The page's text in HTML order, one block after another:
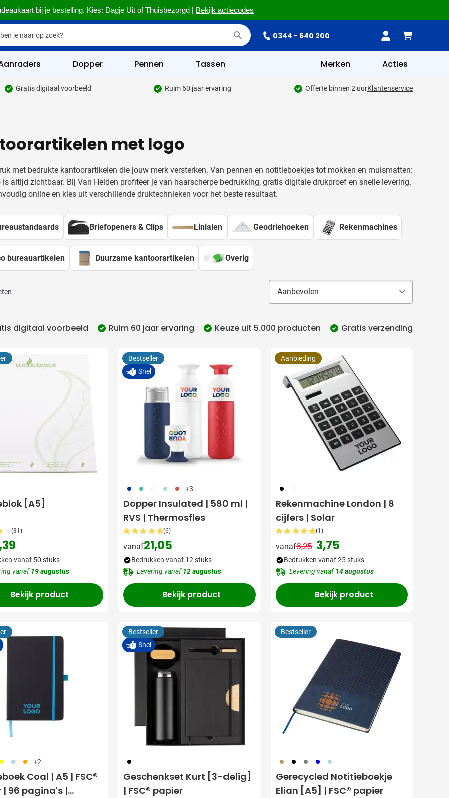
bij je bestelling. Kies: Dagje Uit of Thuisbezorgd | Bekijk actiecodes
0344 - 640 200
& Kantoor categorie
categorie
categorie
categorie
& Veiligheid categorie
categorie
& Wellness categorie
categorie
categorie
Dopper Pennen Tassen Merken Acties
Gratis digitaal voorbeeld Ruim 60 jaar ervaring Offerte binnen 2 uurKlantenservice
Bestelhoeveelheid:
levering:
met logo
met bedrukte kantoorartikelen die jouw merk versterken. Van pennen en notitieboekjes tot mokken en muismatten:
altijd zichtbaar. Bij Van Helden profiteer je van haarscherpe bedrukking, gratis digitale drukproef en snelle levering.
online en kies uit verschillende druktechnieken voor het beste resultaat.
Briefopeners & Clips Linialen Geodriehoeken Rekenmachines
bureauartikelen Duurzame kantoorartikelen Overig
digitaal voorbeeld Ruim 60 jaar ervaring Keuze uit 5.000 producten Gratis verzending
[A5]
(31)
vanaf 50 stuks
vanaf19 augustus
Bekijk product
773 886 721 887 888 +3
Dopper Insulated | 580 ml |
RVS | Thermosfles
(6)
vanaf21,05
Bestseller
Snel
Bedrukken vanaf 12 stuks
Levering vanaf12 augustus
Bekijk product
001 002
Rekenmachine London | 8
cijfers | Solar
(1)
vanaf
Normale prijs
6,25 3,75
Aanbieding
Bedrukken vanaf 25 stuks
Levering vanaf14 augustus
Bekijk product
018 007 +2
Coal | A5 | FSC®
| 96 pagina's |
001
Geschenkset Kurt [3-delig]
| FSC® papier
Bestseller
Snel
011 001 003 005 018
Gerecycled Notitieboekje
Elian [A5] | FSC® papier
Bestseller